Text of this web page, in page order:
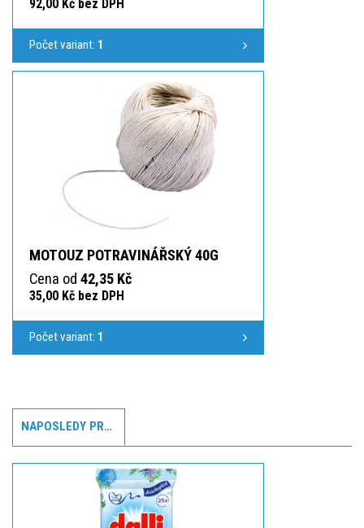
92,00 Kč bez DPH
Počet variant: 1
MOTOUZ POTRAVINÁŘSKÝ 40G
Cena od 42,35 Kč
35,00 Kč bez DPH
Počet variant: 1
NAPOSLEDY PROHLÍŽENÉ